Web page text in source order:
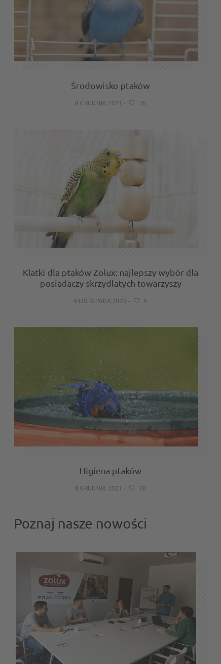
Środowisko ptaków
8 GRUDNIA 2021 - 28
Klatki dla ptaków Zolux: najlepszy wybór dla
posiadaczy skrzydlatych towarzyszy
6 LISTOPADA 2023 - 4
Higiena ptaków
8 GRUDNIA 2021 - 20
Poznaj nasze nowości